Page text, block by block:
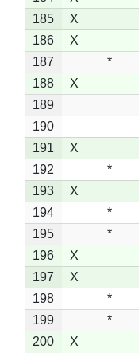
185
X
186
X
187
*
188
X
189
190
191
X
192
*
193
X
194
*
195
*
196
X
197
X
198
*
199
*
200
X